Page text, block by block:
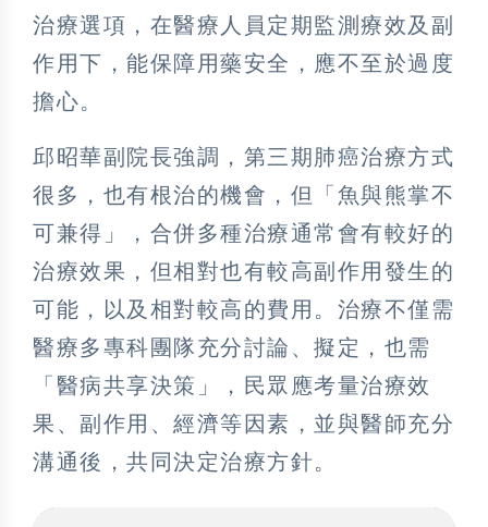
治療選項，在醫療人員定期監測療效及副
作用下，能保障用藥安全，應不至於過度
擔心。
邱昭華副院長強調，第三期肺癌治療方式
很多，也有根治的機會，但「魚與熊掌不
可兼得」，合併多種治療通常會有較好的
治療效果，但相對也有較高副作用發生的
可能，以及相對較高的費用。治療不僅需
醫療多專科團隊充分討論、擬定，也需
「醫病共享決策」，民眾應考量治療效
果、副作用、經濟等因素，並與醫師充分
溝通後，共同決定治療方針。